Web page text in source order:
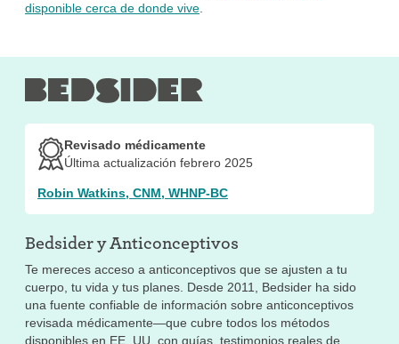
disponible cerca de donde vive.
Revisado médicamente
Última actualización febrero 2025
Robin Watkins, CNM, WHNP-BC
Bedsider yAnticonceptivos
Te mereces acceso a anticonceptivos que se ajusten a tu
cuerpo, tu vida y tus planes. Desde 2011, Bedsider ha sido
una fuente confiable de información sobre anticonceptivos
revisada médicamente—que cubre todos los métodos
disponibles en EE. UU. con guías, testimonios reales de